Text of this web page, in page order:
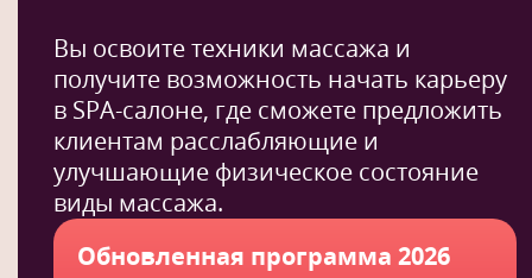
Вы освоите техники массажа и
получите возможность начать карьеру
в SPA-салоне, где сможете предложить
клиентам расслабляющие и
улучшающие физическое состояние
виды массажа.
Обновленная программа 2026